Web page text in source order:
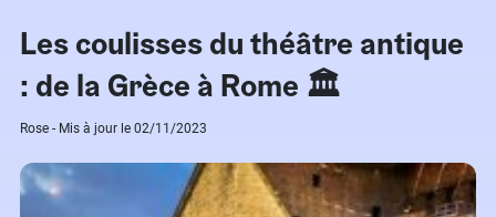
Les coulisses du théâtre antique
: de la Grèce à Rome 🏛️
Rose - Mis à jour le 02/11/2023